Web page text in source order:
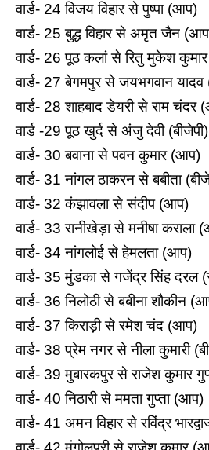
वार्ड- 24 विजय विहार से पुष्पा (आप)
वार्ड- 25 बुद्ध विहार से अमृत जैन
वार्ड- 26 पूठ कलां से रितु मुकेश
वार्ड- 27 बेगमपुर से जयभगवान यादव
वार्ड- 28 शाहबाद डेयरी से राम चंदर
वार्ड -29 पूठ खुर्द से अंजु देवी (बीजेपी)
वार्ड- 30 बवाना से पवन कुमार (आप)
वार्ड- 31 नांगल ठाकरन से बबीता
वार्ड- 32 कंझावला से संदीप (आप)
वार्ड- 33 रानीखेड़ा से मनीषा कराला
वार्ड- 34 नांगलोई से हेमलता (आप)
वार्ड- 35 मुंडका से गजेंद्र सिंह दरल
वार्ड- 36 निलोठी से बबीना शौकीन
वार्ड- 37 किराड़ी से रमेश चंद (आप)
वार्ड- 38 प्रेम नगर से नीला कुमारी
वार्ड- 39 मुबारकपुर से राजेश कुमार
वार्ड- 40 निठारी से ममता गुप्ता (आप)
वार्ड- 41 अमन विहार से रविंद्र